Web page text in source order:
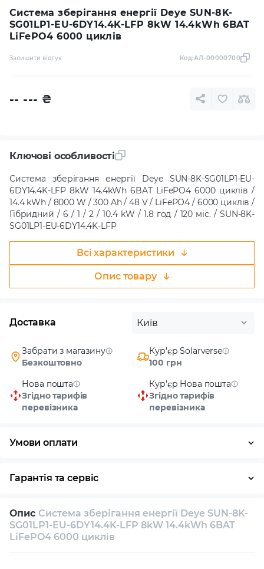
Система зберігання енергії Deye SUN-8K-
SG01LP1-EU-6DY14.4K-LFP 8kW 14.4kWh 6BAT
LiFePO4 6000 циклів
Залишити відгук Код:АЛ-00000700
-- --- ₴
Ключові особливості
Система зберігання енергії Deye SUN-8K-SG01LP1-EU-
6DY14.4K-LFP 8kW 14.4kWh 6BAT LiFePO4 6000 циклів /
14.4 kWh / 8000 W / 300 Ah / 48 V / LiFePO4 / 6000 циклів /
Гібридний / 6 / 1 / 2 / 10.4 kW / 1.8 год / 120 міс. / SUN-8K-
SG01LP1-EU-6DY14.4K-LFP
Всі характеристики
Опис товару
Доставка Київ
Забрати з магазину
Безкоштовно
Кур'єр Solarverse
100 грн
Нова пошта
Згідно тарифів
перевізника
Кур'єр Нова пошта
Згідно тарифів
перевізника
Умови оплати
Гарантія та сервіс
Власний сервісний центр Технічна підтримка
Консультація
Опис Система зберігання енергії Deye SUN-8K-
SG01LP1-EU-6DY14.4K-LFP 8kW 14.4kWh 6BAT
LiFePO4 6000 циклів